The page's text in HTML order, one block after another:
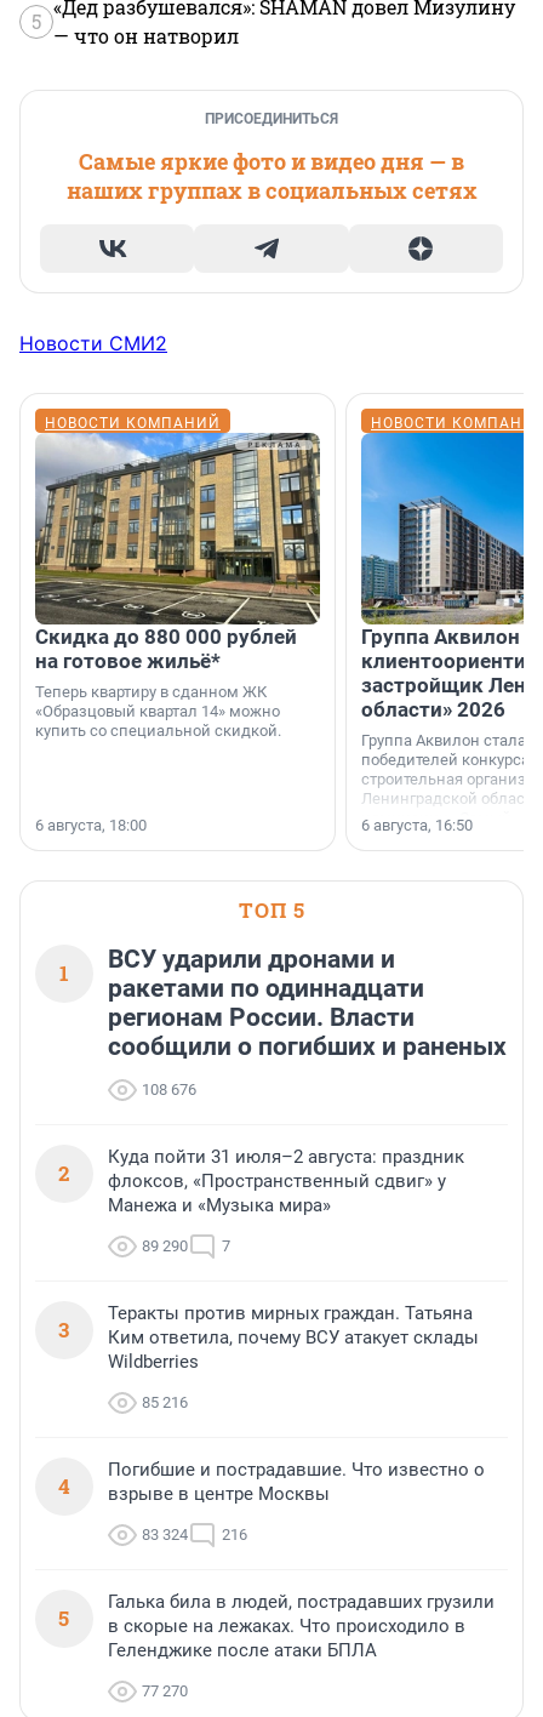
5
«Дед разбушевался»: SHAMAN довел Мизулину
— что он натворил
ПРИСОЕДИНИТЬСЯ
Самые яркие фото и видео дня — в
наших группах в социальных сетях
Новости СМИ2
НОВОСТИ КОМПАНИЙ
Скидка до 880 000 рублей
на готовое жильё*
Теперь квартиру в сданном ЖК
«Образцовый квартал 14» можно
купить со специальной скидкой.
6 августа, 18:00
НОВОСТИ
Группа Аквилон
застройщик
области» 2026
Группа Аквилон стала
победителей конкурса
строительная
Ленинградской области
номинации «Самый
застройщик
области».
6 августа, 16:50
ТОП 5
1
ВСУ ударили дронами и
ракетами по одиннадцати
регионам России. Власти
сообщили о погибших и раненых
108 676
2
Куда пойти 31 июля–2 августа: праздник
флоксов, «Пространственный сдвиг» у
Манежа и «Музыка мира»
89 290 7
3
Теракты против мирных граждан. Татьяна
Ким ответила, почему ВСУ атакует склады
Wildberries
85 216
4
Погибшие и пострадавшие. Что известно о
взрыве в центре Москвы
83 324 216
5
Галька била в людей, пострадавших грузили
в скорые на лежаках. Что происходило в
Геленджике после атаки БПЛА
77 270